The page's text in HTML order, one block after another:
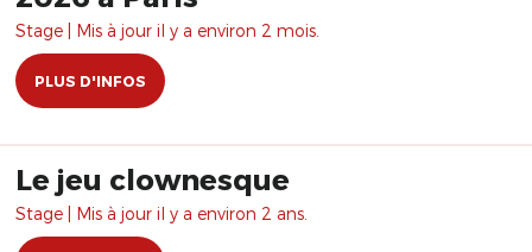
Stage | Mis à jour il y a environ 2 mois.
PLUS D'INFOS
Le jeu clownesque
Stage | Mis à jour il y a environ 2 ans.